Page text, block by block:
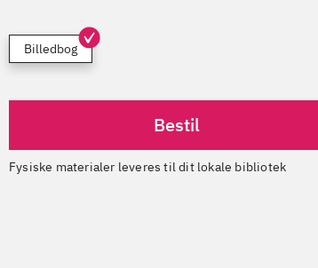
Billedbog
Bestil
Fysiske materialer leveres til dit lokale bibliotek